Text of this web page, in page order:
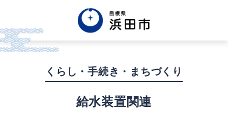
한글 Tiếng việt Tagalog
くらし・手続き・まちづくり
給水装置関連